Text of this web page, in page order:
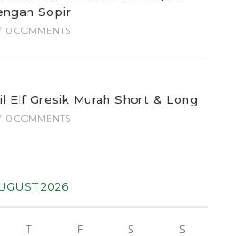
Sopir
0 COMMENTS
Elf Gresik Murah Short & Long
0 COMMENTS
2026
T F S S